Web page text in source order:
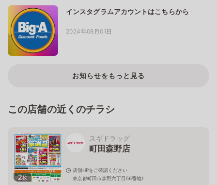
インスタグラムアカウントはこちらから
2024年08月01日
お知らせをもっと見る
この店舗の近くのチラシ
2枚
スギドラッグ
町田森野店
店舗HPをご確認ください
東京都町田市森野六丁目56番地1